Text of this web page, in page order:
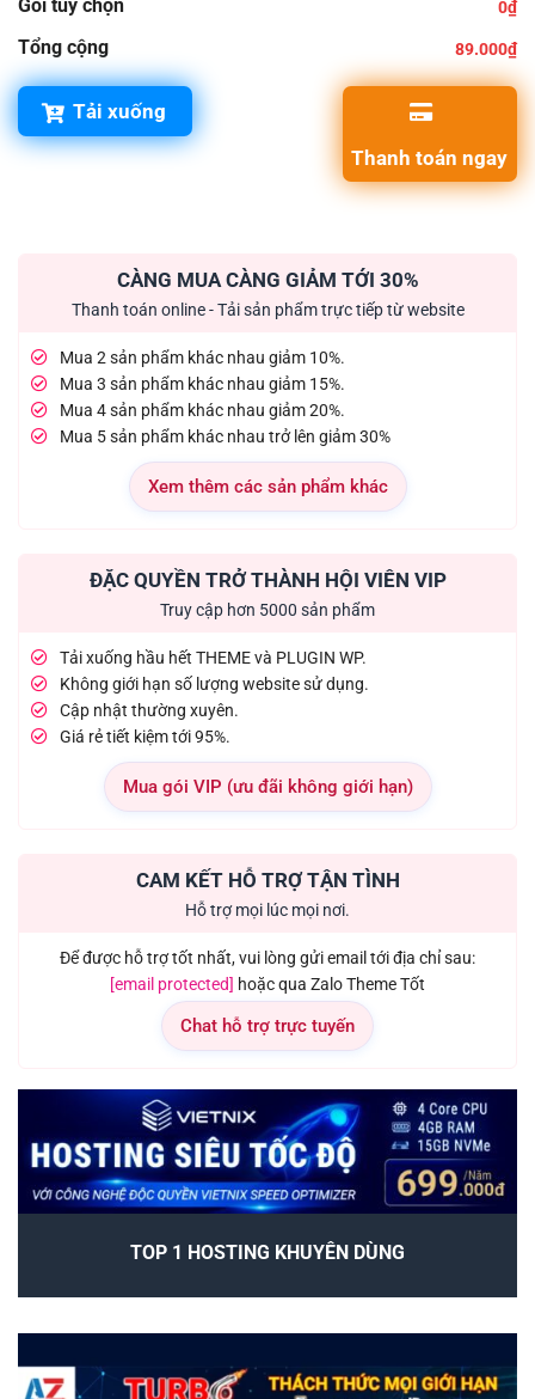
Gói tùy chọn 0₫
Tổng cộng 89.000₫
Tải xuống
Thanh toán ngay
CÀNG MUA CÀNG GIẢM TỚI 30%
Thanh toán online - Tải sản phẩm trực tiếp từ website
Mua 2 sản phẩm khác nhau giảm 10%.
Mua 3 sản phẩm khác nhau giảm 15%.
Mua 4 sản phẩm khác nhau giảm 20%.
Mua 5 sản phẩm khác nhau trở lên giảm 30%
Xem thêm các sản phẩm khác
ĐẶC QUYỀN TRỞ THÀNH HỘI VIÊN VIP
Truy cập hơn 5000 sản phẩm
Tải xuống hầu hết THEME và PLUGIN WP.
Không giới hạn số lượng website sử dụng.
Cập nhật thường xuyên.
Giá rẻ tiết kiệm tới 95%.
Mua gói VIP (ưu đãi không giới hạn)
CAM KẾT HỖ TRỢ TẬN TÌNH
Hỗ trợ mọi lúc mọi nơi.
Để được hỗ trợ tốt nhất, vui lòng gửi email tới địa chỉ sau:
[email protected] hoặc qua Zalo Theme Tốt
Chat hỗ trợ trực tuyến
TOP 1 HOSTING KHUYÊN DÙNG